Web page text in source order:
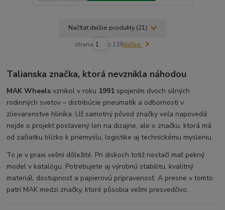
Načítať ďalšie produkty (21)
strana z 139ďalšie
Talianska značka, ktorá nevznikla náhodou
MAK Wheels vznikol v roku 1991 spojením dvoch silných
rodinných svetov – distribúcie pneumatík a odbornosti v
zlievarenstve hliníka. Už samotný pôvod značky veľa napovedá:
nejde o projekt postavený len na dizajne, ale o značku, ktorá má
od začiatku blízko k priemyslu, logistike aj technickému mysleniu.
To je v praxi veľmi dôležité. Pri diskoch totiž nestačí mať pekný
model v katalógu. Potrebujete aj výrobnú stabilitu, kvalitný
materiál, dostupnosť a papierovú pripravenosť. A presne v tomto
patrí MAK medzi značky, ktoré pôsobia veľmi presvedčivo.